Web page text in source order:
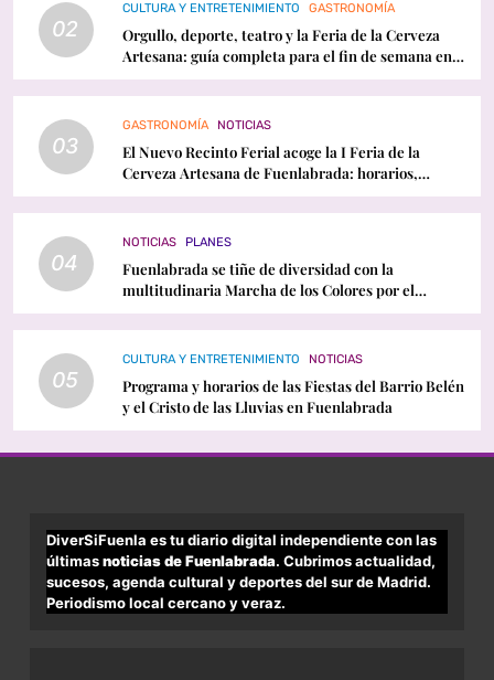
02
CULTURA Y ENTRETENIMIENTO GASTRONOMÍA
Orgullo, deporte, teatro y la Feria de la Cerveza
Artesana: guía completa para el fin de semana en
Fuenlabrada
03
GASTRONOMÍA NOTICIAS
El Nuevo Recinto Ferial acoge la I Feria de la
Cerveza Artesana de Fuenlabrada: horarios,
conciertos y programación
04
NOTICIAS PLANES
Fuenlabrada se tiñe de diversidad con la
multitudinaria Marcha de los Colores por el
Orgullo LGTBI
05
CULTURA Y ENTRETENIMIENTO NOTICIAS
Programa y horarios de las Fiestas del Barrio Belén
y el Cristo de las Lluvias en Fuenlabrada
DiverSiFuenla es tu diario digital independiente con las
últimasnoticias de Fuenlabrada. Cubrimos actualidad,
sucesos, agenda cultural y deportes del sur de Madrid.
Periodismo local cercano y veraz.